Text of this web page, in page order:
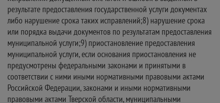
результате предоставления государственной услуги документах
либо нарушение срока таких исправлений;8) нарушение срока
или порядка выдачи документов по результатам предоставления
муниципальной услуги;9) приостановление предоставления
муниципальной услуги, если основания приостановления не
предусмотрены федеральными законами и принятыми в
соответствии с ними иными нормативными правовыми актами
Российской Федерации, законами и иными нормативными
правовыми актами Тверской области, муниципальными